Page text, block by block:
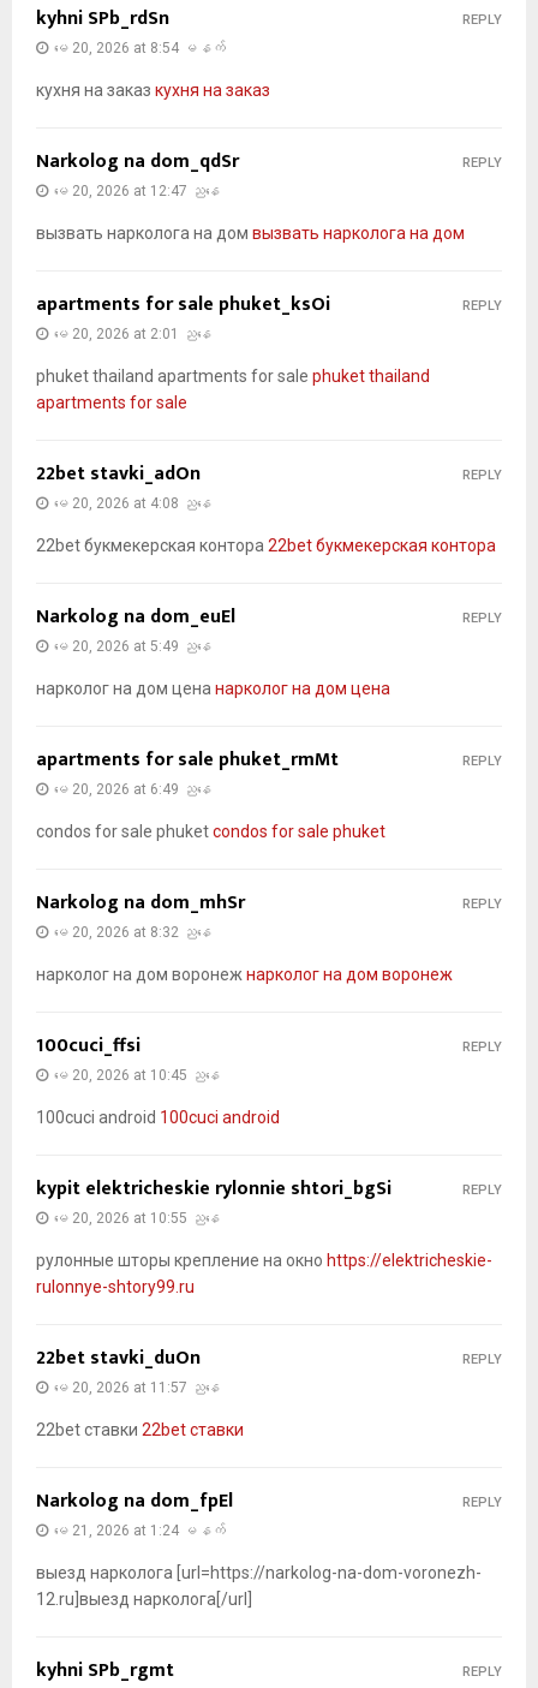
kyhni SPb_rdSn
မေ 20, 2026 at 8:54 မနက်
кухня на заказ кухня на заказ
REPLY
Narkolog na dom_qdSr
မေ 20, 2026 at 12:47 ညနေ
вызвать нарколога на дом вызвать нарколога на дом
REPLY
apartments for sale phuket_ksOi
မေ 20, 2026 at 2:01 ညနေ
phuket thailand apartments for sale phuket thailand
apartments for sale
REPLY
22bet stavki_adOn
မေ 20, 2026 at 4:08 ညနေ
22bet букмекерская контора 22bet букмекерская контора
REPLY
Narkolog na dom_euEl
မေ 20, 2026 at 5:49 ညနေ
нарколог на дом цена нарколог на дом цена
REPLY
apartments for sale phuket_rmMt
မေ 20, 2026 at 6:49 ညနေ
condos for sale phuketcondos for sale phuket
REPLY
Narkolog na dom_mhSr
မေ 20, 2026 at 8:32 ညနေ
нарколог на дом воронеж нарколог на дом воронеж
REPLY
100cuci_ffsi
မေ 20, 2026 at 10:45 ညနေ
100cuci android 100cuci android
REPLY
kypit elektricheskie rylonnie shtori_bgSi
မေ 20, 2026 at 10:55 ညနေ
рулонные шторы крепление на окно https://elektricheskie-
rulonnye-shtory99.ru
REPLY
22bet stavki_duOn
မေ 20, 2026 at 11:57 ညနေ
22bet ставки 22bet ставки
REPLY
Narkolog na dom_fpEl
မေ 21, 2026 at 1:24 မနက်
выезд нарколога [url=https://narkolog-na-dom-voronezh-
12.ru]выезд нарколога[/url]
REPLY
kyhni SPb_rgmt REPLY